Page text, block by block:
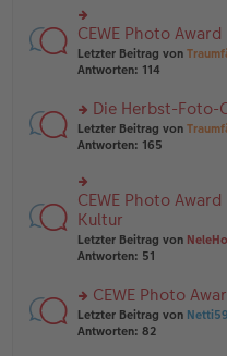
g
e
n
er
B
a
g
u
n
g
el
es
n
er
B
a
g
rs
te
r
g
el
es
n
er
B
ei
tr
a
CEWE Photo
Letzter Beitrag von
Antworten: 114
rs
te
u
n
g
el
es
e
er
B
ei
tr
Die Herbst-Foto-
Letzter Beitrag von
Antworten: 165
rs
te
r
u
n
el
es
e
CEWE Photo
Kultur
Letzter Beitrag von
Antworten: 51
rs
te
CEWE Photo
Letzter Beitrag von Netti59
Antworten: 82